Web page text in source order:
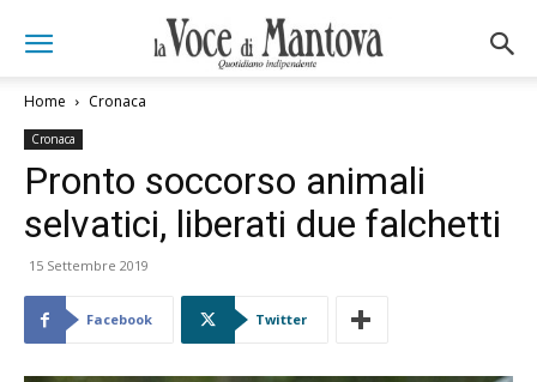
Home Cronaca
Cronaca
Pronto soccorso animali
selvatici, liberati due falchetti
15 Settembre 2019
Facebook Twitter